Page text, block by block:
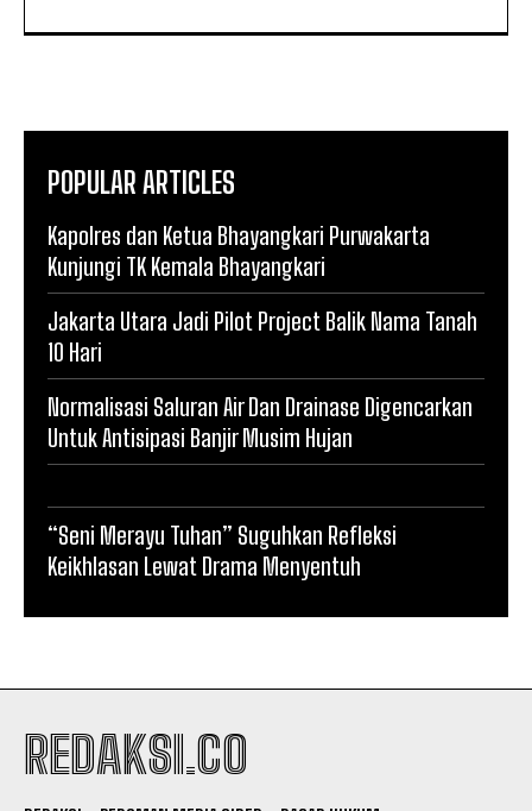
POPULAR ARTICLES
Kapolres dan Ketua Bhayangkari Purwakarta
Kunjungi TK Kemala Bhayangkari
Jakarta Utara Jadi Pilot Project Balik Nama Tanah
10 Hari
Normalisasi Saluran Air Dan Drainase Digencarkan
Untuk Antisipasi Banjir Musim Hujan
“Seni Merayu Tuhan” Suguhkan Refleksi
Keikhlasan Lewat Drama Menyentuh
REDAKSI.CO